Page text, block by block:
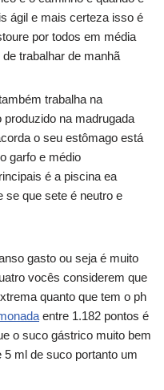
ágil e mais certeza isso é
por todos em média
trabalhar de manhã
trabalha na
na madrugada
o seu estômago está
garfo e médio
é a piscina ea
se que sete é neutro e
gasto ou seja é muito
vocês considerem que
quanto que tem o ph
entre 1.182 pontos é
o suco gástrico muito bem
ml de suco portanto um